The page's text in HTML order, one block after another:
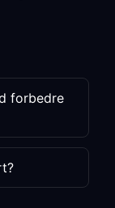
forbedre